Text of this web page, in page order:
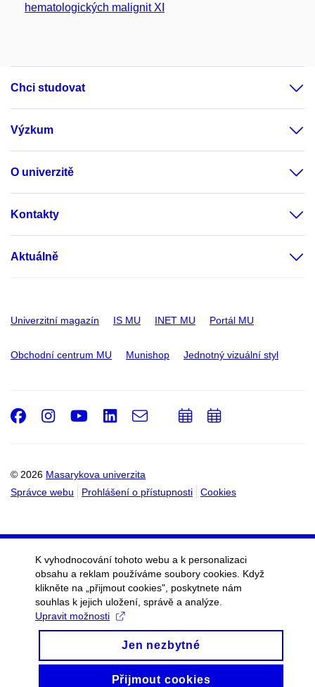
hematologických malignit XI
Chci studovat
Výzkum
O univerzitě
Kontakty
Aktuálně
Univerzitní magazín IS MU INET MU Portál MU
Obchodní centrum MU Munishop Jednotný vizuální styl
© 2026 Masarykova univerzita
Správce webu
Prohlášení o přístupnosti Cookies
Facebook
Instagram
Youtube
LinkedIn
e-
PřidatPřidat
K vyhodnocování tohoto webu a k personalizaci
obsahu a reklam používáme soubory cookies. Když
klikněte na „přijmout cookies", poskytnete nám
souhlas k jejich uložení, správě a analýze.
Upravit možnosti
Jen nezbytné
Přijmout cookies